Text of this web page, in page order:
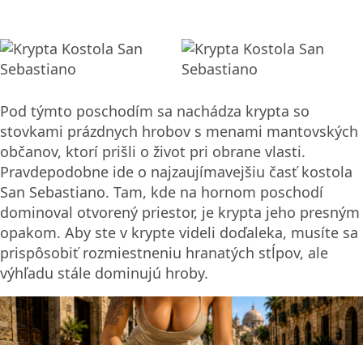
Pod týmto poschodím sa nachádza krypta so
stovkami prázdnych hrobov s menami mantovských
občanov, ktorí prišli o život pri obrane vlasti.
Pravdepodobne ide o najzaujímavejšiu časť kostola
San Sebastiano. Tam, kde na hornom poschodí
dominoval otvorený priestor, je krypta jeho presným
opakom. Aby ste v krypte videli doďaleka, musíte sa
prispôsobiť rozmiestneniu hranatých stĺpov, ale
výhľadu stále dominujú hroby.